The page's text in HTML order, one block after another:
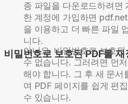
종 파일을 다운로드하려면
한 계정에 가입하면
을 이용하고 더 빠른 파일
니다.
비밀번호로 보호된 PDF를
아니요, 비밀번호로 보호
수 없습니다. 그러려면 먼
해야 합니다. 그 후 새 문
여 PDF 페이지를 쉽게 편
수 있습니다.